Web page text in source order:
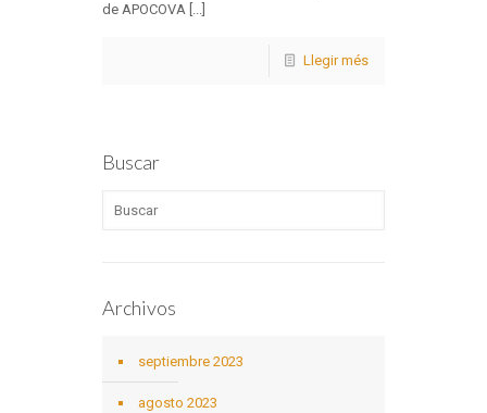
de APOCOVA [...]
Llegir més
Buscar
Archivos
septiembre 2023
agosto 2023